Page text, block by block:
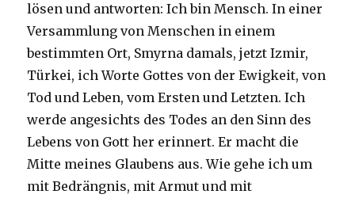
lösen und antworten: Ich bin Mensch. In einer
Versammlung von Menschen in einem
bestimmten Ort, Smyrna damals, jetzt Izmir,
Türkei, ich Worte Gottes von der Ewigkeit, von
Tod und Leben, vom Ersten und Letzten. Ich
werde angesichts des Todes an den Sinn des
Lebens von Gott her erinnert. Er macht die
Mitte meines Glaubens aus. Wie gehe ich um
mit Bedrängnis, mit Armut und mit